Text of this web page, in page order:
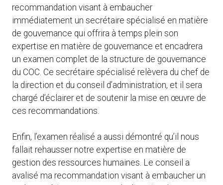
recommandation visant à embaucher
immédiatement un secrétaire spécialisé en matière
de gouvernance qui offrira à temps plein son
expertise en matière de gouvernance et encadrera
un examen complet de la structure de gouvernance
du COC. Ce secrétaire spécialisé relèvera du chef de
la direction et du conseil d’administration, et il sera
chargé d’éclairer et de soutenir la mise en œuvre de
ces recommandations.
Enfin, l’examen réalisé a aussi démontré qu’il nous
fallait rehausser notre expertise en matière de
gestion des ressources humaines. Le conseil a
avalisé ma recommandation visant à embaucher un